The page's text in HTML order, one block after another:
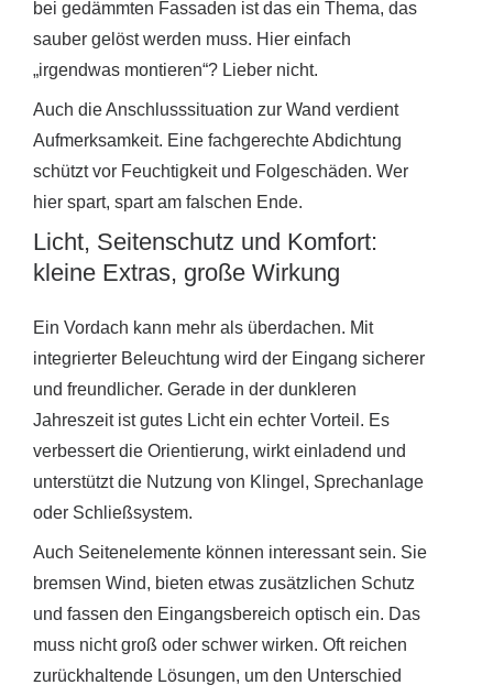
bei gedämmten Fassaden ist das ein Thema, das
sauber gelöst werden muss. Hier einfach
„irgendwas montieren“? Lieber nicht.
Auch die Anschlusssituation zur Wand verdient
Aufmerksamkeit. Eine fachgerechte Abdichtung
schützt vor Feuchtigkeit und Folgeschäden. Wer
hier spart, spart am falschen Ende.
Licht, Seitenschutz und Komfort:
kleine Extras, große Wirkung
Ein Vordach kann mehr als überdachen. Mit
integrierter Beleuchtung wird der Eingang sicherer
und freundlicher. Gerade in der dunkleren
Jahreszeit ist gutes Licht ein echter Vorteil. Es
verbessert die Orientierung, wirkt einladend und
unterstützt die Nutzung von Klingel, Sprechanlage
oder Schließsystem.
Auch Seitenelemente können interessant sein. Sie
bremsen Wind, bieten etwas zusätzlichen Schutz
und fassen den Eingangsbereich optisch ein. Das
muss nicht groß oder schwer wirken. Oft reichen
zurückhaltende Lösungen, um den Unterschied